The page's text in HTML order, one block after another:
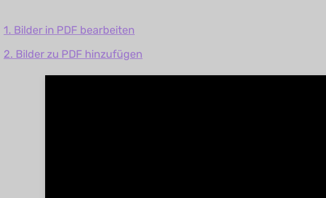
1. Bilder in PDF bearbeiten
2. Bilder zu PDF hinzufügen